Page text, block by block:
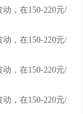
，在150-220元/
，在150-220元/
，在150-220元/
，在150-220元/